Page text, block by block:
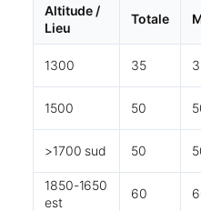
Altitude /
Lieu
Totale
1300 35
1500 50
>1700 sud 50
1850-1650
est
60